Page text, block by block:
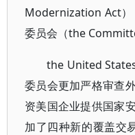
Modernization Act）
委员会（the
the United
委员会更加严格审查
资美国企业提供国家
加了四种新的覆盖交